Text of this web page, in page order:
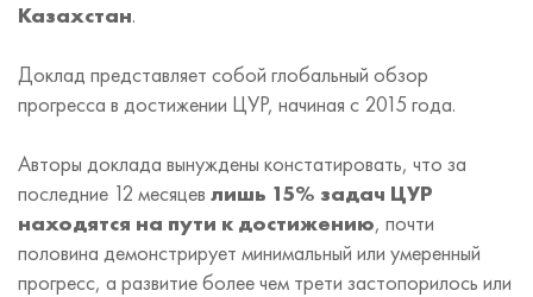
Казахстан.
Доклад представляет собой глобальный обзор
прогресса в достижении ЦУР, начиная с 2015 года.
Авторы доклада вынуждены констатировать, что за
последние 12 месяцев лишь 15% задач ЦУР
находятся на пути к достижению, почти
половина демонстрирует минимальный или умеренный
прогресс, а развитие более чем трети застопорилось или